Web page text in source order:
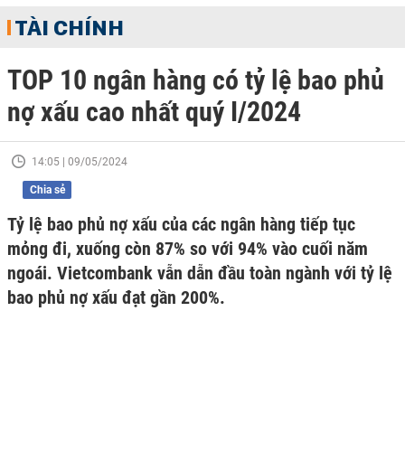
TÀI CHÍNH
TOP 10 ngân hàng có tỷ lệ bao phủ
nợ xấu cao nhất quý I/2024
14:05 | 09/05/2024
Chia sẻ
Tỷ lệ bao phủ nợ xấu của các ngân hàng tiếp tục
mỏng đi, xuống còn 87% so với 94% vào cuối năm
ngoái. Vietcombank vẫn dẫn đầu toàn ngành với tỷ lệ
bao phủ nợ xấu đạt gần 200%.